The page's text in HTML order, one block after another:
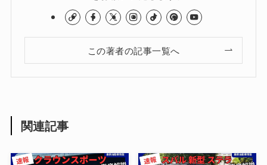
この著者の記事一覧へ
関連記事